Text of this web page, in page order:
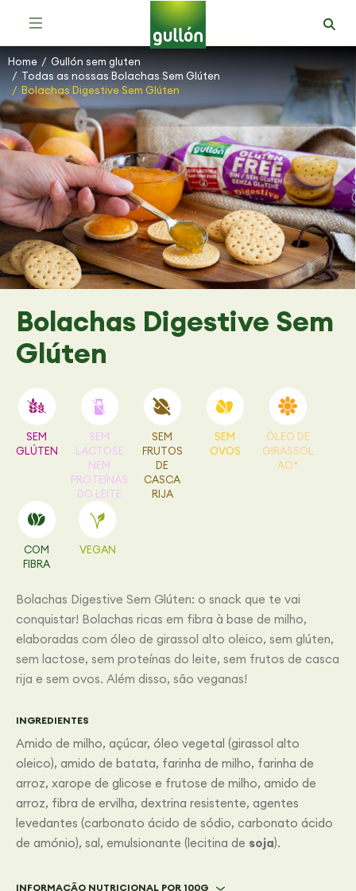
You are here:
Home
Gullón sem gluten
Todas as nossas Bolachas Sem Glúten
Bolachas Digestive Sem Glúten
Bolachas Digestive Sem
Glúten
SEM
GLÚTEN
SEM
LACTOSE
NEM
PROTEÍNAS
DO LEITE
SEM
FRUTOS
DE
CASCA
RIJA
SEM
OVOS
ÓLEO DE
GIRASSOL
AO*
COM
FIBRA
VEGAN
Bolachas Digestive Sem Glúten: o snack que te vai
conquistar! Bolachas ricas em fibra à base de milho,
elaboradas com óleo de girassol alto oleico, sem glúten,
sem lactose, sem proteínas do leite, sem frutos de casca
rija e sem ovos. Além disso, são veganas!
INGREDIENTES
Amido de milho, açúcar, óleo vegetal (girassol alto
oleico), amido de batata, farinha de milho, farinha de
arroz, xarope de glicose e frutose de milho, amido de
arroz, fibra de ervilha, dextrina resistente, agentes
levedantes (carbonato ácido de sódio, carbonato ácido
de amónio), sal, emulsionante (lecitina de soja).
INFORMAÇÃO NUTRICIONAL POR 100G